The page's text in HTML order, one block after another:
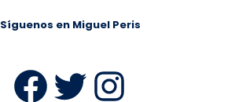
Síguenos en Miguel Peris
Facebook
Twitter